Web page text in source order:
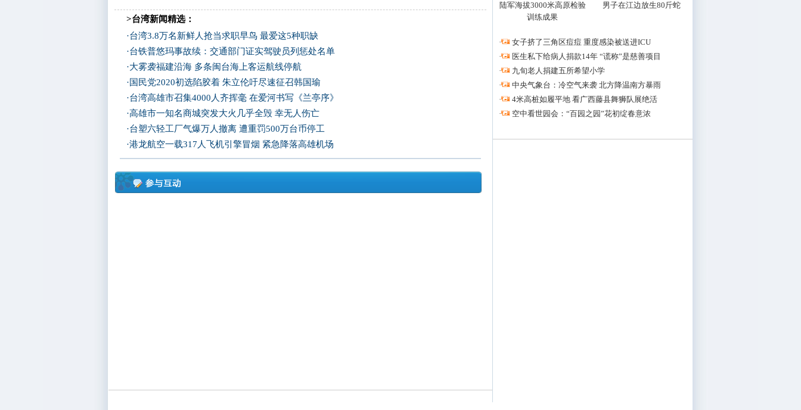
>台湾新闻精选：
·台湾3.8万名新鲜人抢当求职早鸟 最爱这5种职缺
·台铁普悠玛事故续：交通部门证实驾驶员列惩处名单
·大雾袭福建沿海 多条闽台海上客运航线停航
· 国民党2020初选陷胶着 朱立伦吁尽速征召韩国瑜
·台湾高雄市召集4000人齐挥毫 在爱河书写《兰亭序》
·高雄市一知名商城突发大火几乎全毁 幸无人伤亡
·台塑六轻工厂气爆万人撤离 遭重罚500万台币停工
·港龙航空一载317人飞机引擎冒烟 紧急降落高雄机场
陆军海拔3000米高原检验
训练成果
男子在江边放生80斤蛇
·
女子挤了三角区痘痘 重度感染被送进ICU
·
医生私下给病人捐款14年 “谎称”是慈善项目
·
九旬老人捐建五所希望小学
·
中央气象台：冷空气来袭 北方降温南方暴雨
·
4米高桩如履平地 看广西藤县舞狮队展绝活
·
空中看世园会：“百园之园”花初绽春意浓